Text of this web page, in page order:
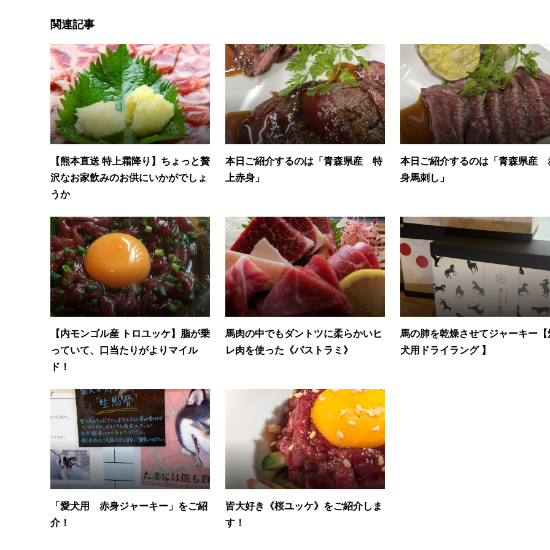
関連記事
【熊本直送 特上霜降り】ちょっと贅
沢なお家飲みのお供にいかがでしょ
うか
本日ご紹介するのは「青森県産 特
上赤身」
本日ご紹介するのは「青森県産
身馬刺し」
【内モンゴル産 トロユッケ】脂が乗
っていて、口当たりがよりマイル
ド！
馬肉の中でもダントツに柔らかいヒ
レ肉を使った《パストラミ》
馬の肺を乾燥させてジャーキー【
犬用ドライラング 】
「愛犬用 赤身ジャーキー」をご紹
介！
皆大好き《桜ユッケ》をご紹介しま
す！